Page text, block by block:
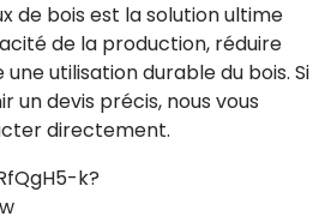
de bois est la solution ultime
de la production, réduire
utilisation durable du bois. Si
un devis précis, nous vous
directement.
k?